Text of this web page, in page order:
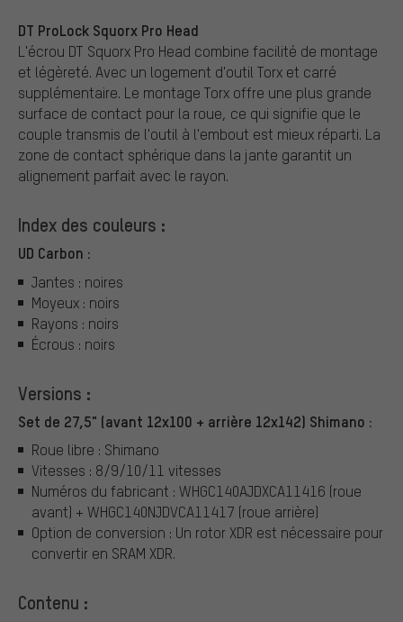
DT ProLock Squorx Pro Head
L'écrou DT Squorx Pro Head combine facilité de montage
et légèreté. Avec un logement d'outil Torx et carré
supplémentaire. Le montage Torx offre une plus grande
surface de contact pour la roue, ce qui signifie que le
couple transmis de l'outil à l'embout est mieux réparti. La
zone de contact sphérique dans la jante garantit un
alignement parfait avec le rayon.
Index des couleurs :
UD Carbon :
Jantes : noires
Moyeux : noirs
Rayons : noirs
Écrous : noirs
Versions :
Set de 27,5" (avant 12x100 + arrière 12x142) Shimano :
Roue libre : Shimano
Vitesses : 8/9/10/11 vitesses
Numéros du fabricant : WHGC140AJDXCA11416 (roue
avant) + WHGC140NJDVCA11417 (roue arrière)
Option de conversion : Un rotor XDR est nécessaire pour
convertir en SRAM XDR.
Contenu :